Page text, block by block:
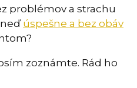
problémov a strachu
úspešne a bez obáv
zoznámte. Rád ho